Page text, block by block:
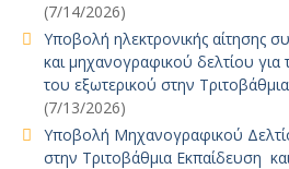
(7/14/2026)
Υποβολή ηλεκτρονικής αίτησης
και μηχανογραφικού δελτίου
του εξωτερικού στην
(7/13/2026)
Υποβολή Μηχανογραφικού
στην Τριτοβάθμια Εκπαίδευση